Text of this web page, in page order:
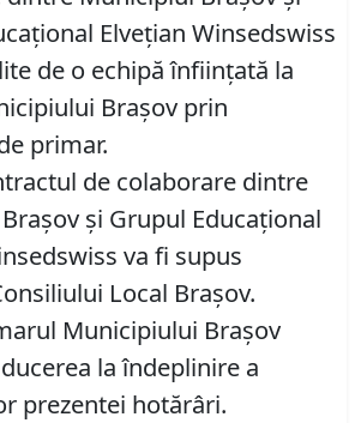
Elveţian Winsedswiss
de o echipă înfiinţată la
Braşov prin
primar.
de colaborare dintre
şi Grupul Educaţional
va fi supus
Local Braşov.
Municipiului Braşov
la îndeplinire a
prezentei hotărâri.